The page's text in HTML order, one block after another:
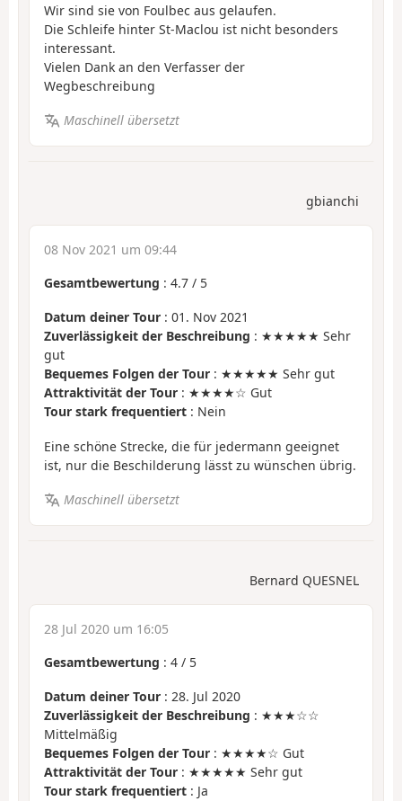
Wir sind sie von Foulbec aus gelaufen.
Die Schleife hinter St-Maclou ist nicht besonders
interessant.
Vielen Dank an den Verfasser der
Wegbeschreibung
Maschinell übersetzt
gbianchi
08 Nov 2021 um 09:44
Gesamtbewertung : 4.7 / 5
Datum deiner Tour : 01. Nov 2021
Zuverlässigkeit der Beschreibung : ★★★★★ Sehr
gut
Bequemes Folgen der Tour : ★★★★★ Sehr gut
Attraktivität der Tour : ★★★★☆ Gut
Tour stark frequentiert : Nein
Eine schöne Strecke, die für jedermann geeignet
ist, nur die Beschilderung lässt zu wünschen übrig.
Maschinell übersetzt
Bernard QUESNEL
28 Jul 2020 um 16:05
Gesamtbewertung : 4 / 5
Datum deiner Tour : 28. Jul 2020
Zuverlässigkeit der Beschreibung : ★★★☆☆
Mittelmäßig
Bequemes Folgen der Tour : ★★★★☆ Gut
Attraktivität der Tour : ★★★★★ Sehr gut
Tour stark frequentiert : Ja